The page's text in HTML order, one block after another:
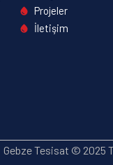
Projeler
İletişim
Gebze Tesisat © 2025